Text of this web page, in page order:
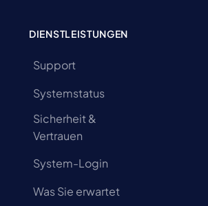
DIENSTLEISTUNGEN
Support
Systemstatus
Sicherheit &
Vertrauen
System-Login
Was Sie erwartet